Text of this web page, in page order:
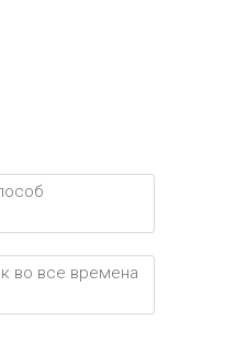
во все времена